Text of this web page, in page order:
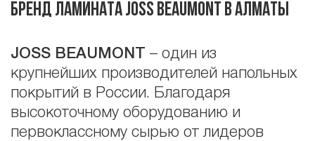
Бренд ламината Joss Beaumont в Алматы
JOSS BEAUMONT
– один из
крупнейших производителей напольных
покрытий в России. Благодаря
высокоточному оборудованию и
первоклассному сырью от лидеров